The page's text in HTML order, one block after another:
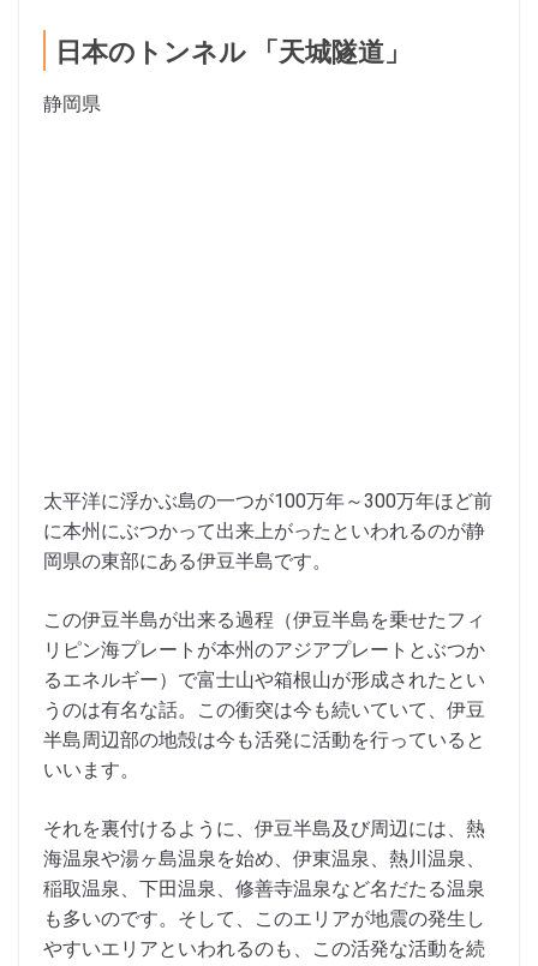
日本のトンネル 「天城隧道」
静岡県
太平洋に浮かぶ島の一つが100万年～300万年ほど前
に本州にぶつかって出来上がったといわれるのが静
岡県の東部にある伊豆半島です。
この伊豆半島が出来る過程（伊豆半島を乗せたフィ
リピン海プレートが本州のアジアプレートとぶつか
るエネルギー）で富士山や箱根山が形成されたとい
うのは有名な話。この衝突は今も続いていて、伊豆
半島周辺部の地殻は今も活発に活動を行っていると
いいます。
それを裏付けるように、伊豆半島及び周辺には、熱
海温泉や湯ヶ島温泉を始め、伊東温泉、熱川温泉、
稲取温泉、下田温泉、修善寺温泉など名だたる温泉
も多いのです。そして、このエリアが地震の発生し
やすいエリアといわれるのも、この活発な活動を続